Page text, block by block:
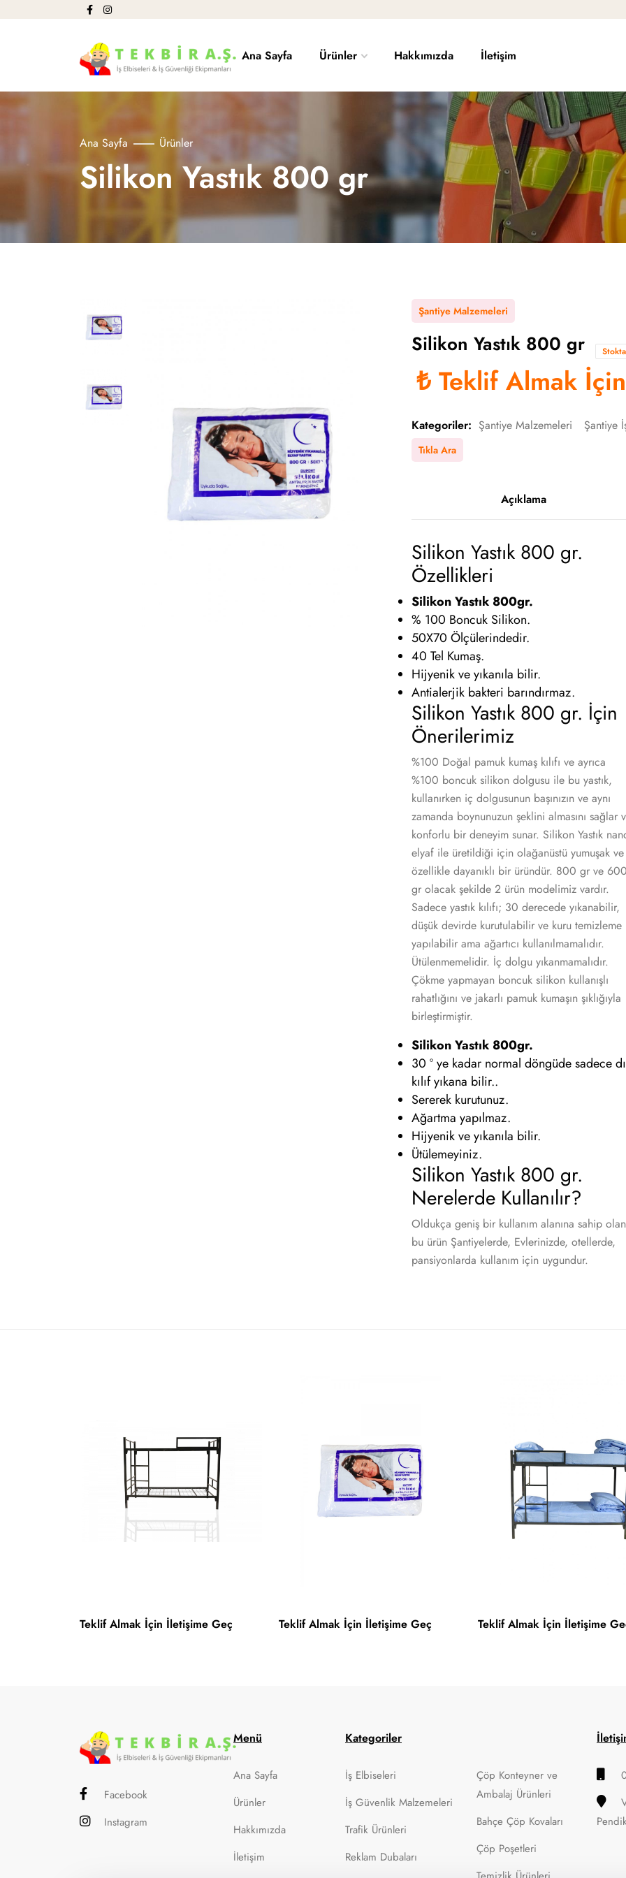
Ana Sayfa Ürünler Hakkımızda İletişim
Ana Sayfa Ürünler
Silikon Yastık 800 gr
Şantiye Malzemeleri
Silikon Yastık 800 gr
₺ Teklif Almak
Kategoriler: Şantiye Malzemeleri Şantiye
Tıkla Ara
Açıklama
Silikon Yastık 800 gr.
Özellikleri
Silikon Yastık 800gr.
% 100 Boncuk Silikon.
50X70 Ölçülerindedir.
40 Tel Kumaş.
Hijyenik ve yıkanıla bilir.
Antialerjik bakteri barındırmaz.
Silikon Yastık 800 gr. İçin
Önerilerimiz
%100 Doğal pamuk kumaş kılıfı ve ayrıca
%100 boncuk silikon dolgusu ile bu yastık,
kullanırken iç dolgusunun başınızın ve aynı
zamanda boynunuzun şeklini almasını sağlar
konforlu bir deneyim sunar. Silikon Yastık
elyaf ile üretildiği için olağanüstü yumuşak ve
özellikle dayanıklı bir üründür. 800 gr ve
gr olacak şekilde 2 ürün modelimiz vardır.
Sadece yastık kılıfı; 30 derecede yıkanabilir,
düşük devirde kurutulabilir ve kuru temizleme
yapılabilir ama ağartıcı kullanılmamalıdır.
Ütülenmemelidir. İç dolgu yıkanmamalıdır.
Çökme yapmayan boncuk silikon kullanışlı
rahatlığını ve jakarlı pamuk kumaşın şıklığıyla
birleştirmiştir.
Silikon Yastık 800gr.
30 º ye kadar normal döngüde sadece
kılıf yıkana bilir..
Sererek kurutunuz.
Ağartma yapılmaz.
Hijyenik ve yıkanıla bilir.
Ütülemeyiniz.
Silikon Yastık 800 gr.
Nerelerde Kullanılır?
Oldukça geniş bir kullanım alanına sahip olan
bu ürün Şantiyelerde, Evlerinizde, otellerde,
pansiyonlarda kullanım için uygundur.
Teklif Almak İçin İletişime Geç Teklif Almak İçin İletişime Geç Teklif Almak İçin İletişime
Facebook
Instagram
Menü
Ana Sayfa
Ürünler
Hakkımızda
İletişim
Kategoriler
İş Elbiseleri
İş Güvenlik Malzemeleri
Trafik Ürünleri
Reklam Dubaları
Çöp Konteyner ve
Ambalaj Ürünleri
Bahçe Çöp Kovaları
Çöp Poşetleri